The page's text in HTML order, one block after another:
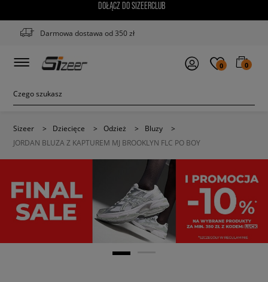
DOŁĄCZ DO SIZEERCLUB
Darmowa dostawa od 350 zł
0 0
Sizeer > Dziecięce > Odzież > Bluzy
>
JORDAN BLUZA Z KAPTUREM MJ BROOKLYN FLC PO BOY